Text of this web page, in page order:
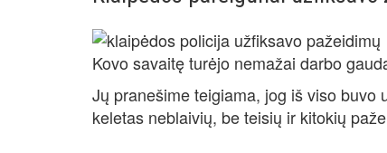
Kovo savaitę turėjo nemažai darbo
Jų pranešime teigiama, jog iš viso
keletas neblaivių, be teisių ir kitokių